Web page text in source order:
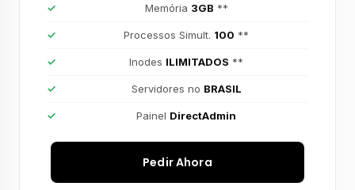
Memória 3GB **
Processos Simult. 100 **
Inodes ILIMITADOS **
Servidores no BRASIL
Painel DirectAdmin
Pedir Ahora